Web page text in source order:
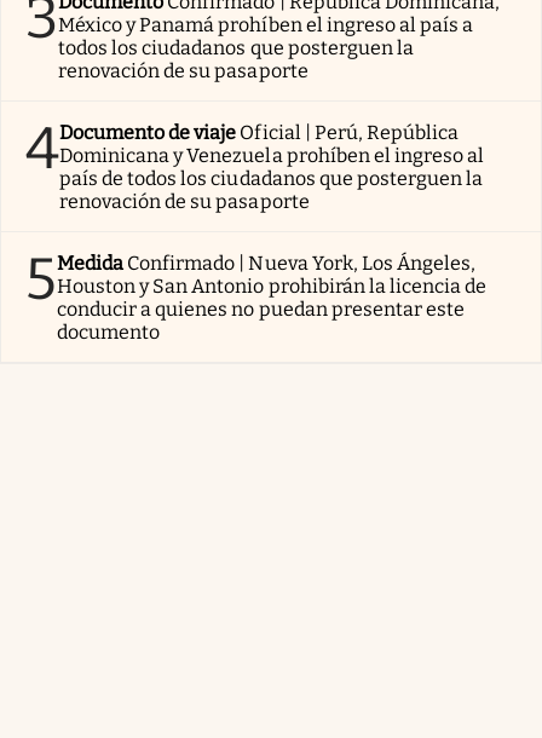
3México y Panamá prohíben el ingreso al país a
todos los ciudadanos que posterguen la
renovación de su pasaporte
4Documento de viaje Oficial | Perú, República
Dominicana y Venezuela prohíben el ingreso al
país de todos los ciudadanos que posterguen la
renovación de su pasaporte
5Medida Confirmado | Nueva York, Los Ángeles,
Houston y San Antonio prohibirán la licencia de
conducir a quienes no puedan presentar este
documento